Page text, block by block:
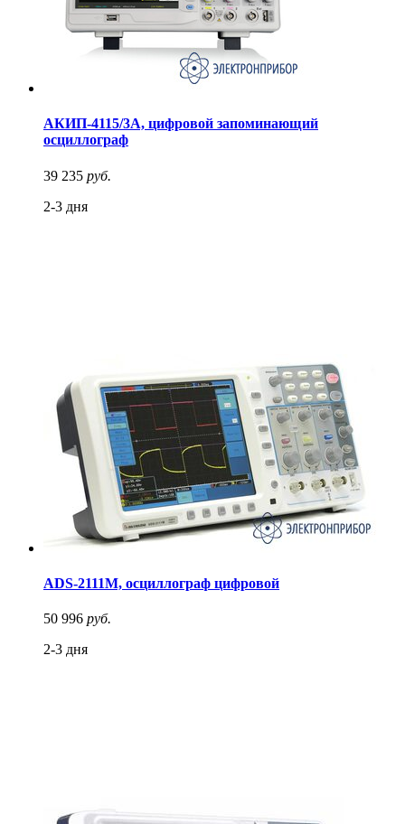
АКИП-4115/3А, цифровой запоминающий
осциллограф
39 235 руб.
2-3 дня
ADS-2111M, осциллограф цифровой
50 996 руб.
2-3 дня